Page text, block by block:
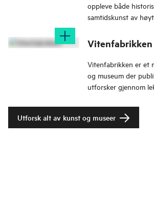
oppleve både
samtidskunst av
Vitenfabrikken
Vitenfabrikken er et
og museum der
utforsker gjennom
teknologi.
Utforsk alt av kunst og museer